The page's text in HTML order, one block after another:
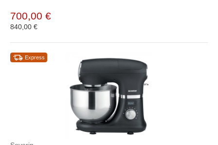
700,00 €
840,00 €
Express